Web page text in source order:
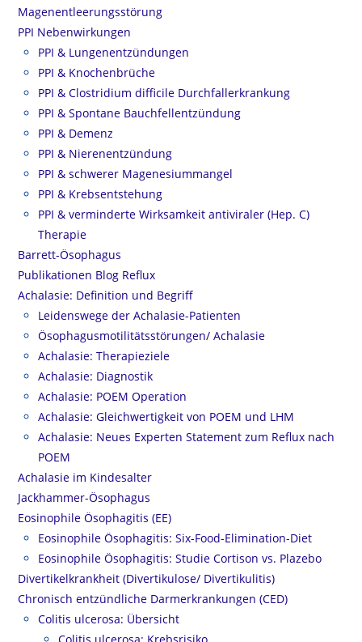
Magenentleerungsstörung
PPI Nebenwirkungen
PPI & Lungenentzündungen
PPI & Knochenbrüche
PPI & Clostridium difficile Durchfallerkrankung
PPI & Spontane Bauchfellentzündung
PPI & Demenz
PPI & Nierenentzündung
PPI & schwerer Magenesiummangel
PPI & Krebsentstehung
PPI & verminderte Wirksamkeit antiviraler (Hep. C)
Therapie
Barrett-Ösophagus
Publikationen Blog Reflux
Achalasie: Definition und Begriff
Leidenswege der Achalasie-Patienten
Ösophagusmotilitätsstörungen/ Achalasie
Achalasie: Therapieziele
Achalasie: Diagnostik
Achalasie: POEM Operation
Achalasie: Gleichwertigkeit von POEM und LHM
Achalasie: Neues Experten Statement zum Reflux nach
POEM
Achalasie im Kindesalter
Jackhammer-Ösophagus
Eosinophile Ösophagitis (EE)
Eosinophile Ösophagitis: Six-Food-Elimination-Diet
Eosinophile Ösophagitis: Studie Cortison vs. Plazebo
Divertikelkrankheit (Divertikulose/ Divertikulitis)
Chronisch entzündliche Darmerkrankungen (CED)
Colitis ulcerosa: Übersicht